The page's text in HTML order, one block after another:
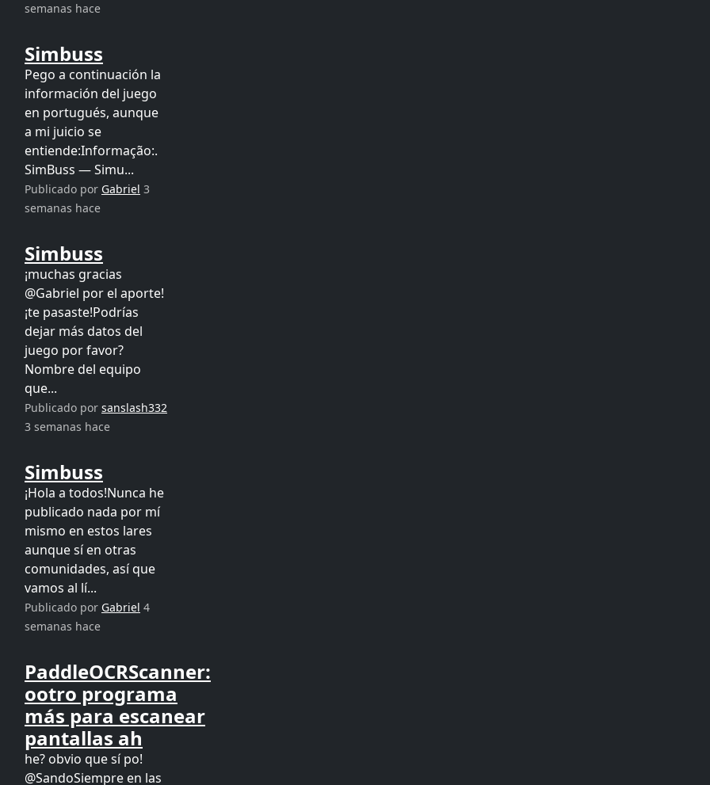
semanas hace
Simbuss
Pego a continuación la
información del juego
en portugués, aunque
a mi juicio se
entiende:Informação:.
SimBuss — Simu...
Publicado por Gabriel 3
semanas hace
Simbuss
¡muchas gracias
@Gabriel por el aporte!
¡te pasaste!Podrías
dejar más datos del
juego por favor?
Nombre del equipo
que...
Publicado por sanslash332
3 semanas hace
Simbuss
¡Hola a todos!Nunca he
publicado nada por mí
mismo en estos lares
aunque sí en otras
comunidades, así que
vamos al lí...
Publicado por Gabriel 4
semanas hace
PaddleOCRScanner:
ootro programa
más para escanear
pantallas ah
he? obvio que sí po!
@SandoSiempre en las